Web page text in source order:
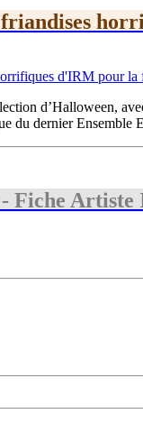
d’Halloween,
du dernier
Fiche Artiste